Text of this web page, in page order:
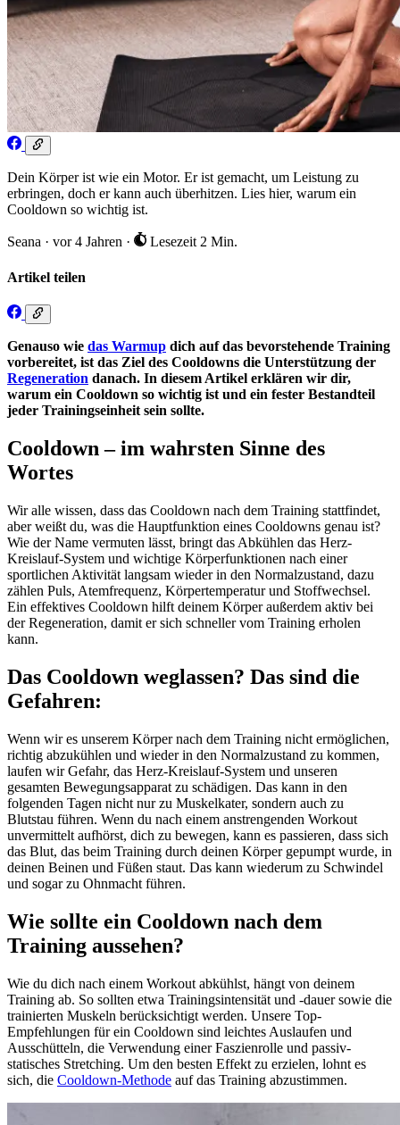
Dein Körper ist wie ein Motor. Er ist gemacht, um Leistung zu
erbringen, doch er kann auch überhitzen. Lies hier, warum ein
Cooldown so wichtig ist.
Seana · vor 4 Jahren · Lesezeit 2 Min.
Artikel teilen
Genauso wie das Warmup dich auf das bevorstehende Training
vorbereitet, ist das Ziel des Cooldowns die Unterstützung der
Regeneration danach. In diesem Artikel erklären wir dir,
warum ein Cooldown so wichtig ist und ein fester Bestandteil
jeder Trainingseinheit sein sollte.
Cooldown – im wahrsten Sinne des
Wortes
Wir alle wissen, dass das Cooldown nach dem Training stattfindet,
aber weißt du, was die Hauptfunktion eines Cooldowns genau ist?
Wie der Name vermuten lässt, bringt das Abkühlen das Herz-
Kreislauf-System und wichtige Körperfunktionen nach einer
sportlichen Aktivität langsam wieder in den Normalzustand, dazu
zählen Puls, Atemfrequenz, Körpertemperatur und Stoffwechsel.
Ein effektives Cooldown hilft deinem Körper außerdem aktiv bei
der Regeneration, damit er sich schneller vom Training erholen
kann.
Das Cooldown weglassen? Das sind die
Gefahren:
Wenn wir es unserem Körper nach dem Training nicht ermöglichen,
richtig abzukühlen und wieder in den Normalzustand zu kommen,
laufen wir Gefahr, das Herz-Kreislauf-System und unseren
gesamten Bewegungsapparat zu schädigen. Das kann in den
folgenden Tagen nicht nur zu Muskelkater, sondern auch zu
Blutstau führen. Wenn du nach einem anstrengenden Workout
unvermittelt aufhörst, dich zu bewegen, kann es passieren, dass sich
das Blut, das beim Training durch deinen Körper gepumpt wurde, in
deinen Beinen und Füßen staut. Das kann wiederum zu Schwindel
und sogar zu Ohnmacht führen.
Wie sollte ein Cooldown nach dem
Training aussehen?
Wie du dich nach einem Workout abkühlst, hängt von deinem
Training ab. So sollten etwa Trainingsintensität und -dauer sowie die
trainierten Muskeln berücksichtigt werden. Unsere Top-
Empfehlungen für ein Cooldown sind leichtes Auslaufen und
Ausschütteln, die Verwendung einer Faszienrolle und passiv-
statisches Stretching. Um den besten Effekt zu erzielen, lohnt es
sich, die Cooldown-Methode auf das Training abzustimmen.